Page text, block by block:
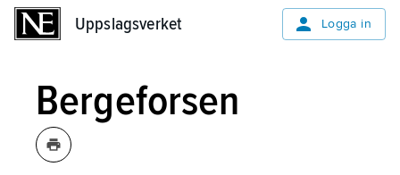
Uppslagsverket Logga in
Bergeforsen